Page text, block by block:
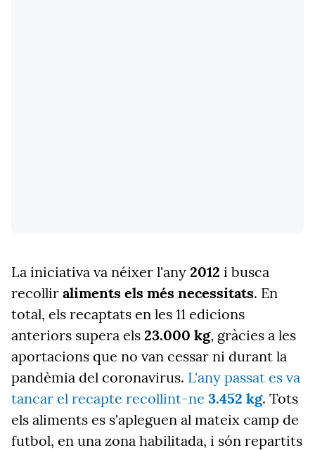
La iniciativa va néixer l'any 2012 i busca
recollir aliments els més necessitats. En
total, els recaptats en les 11 edicions
anteriors supera els 23.000 kg, gràcies a les
aportacions que no van cessar ni durant la
pandèmia del coronavirus. L'any passat es va
tancar el recapte recollint-ne 3.452 kg. Tots
els aliments es s'apleguen al mateix camp de
futbol, en una zona habilitada, i són repartits